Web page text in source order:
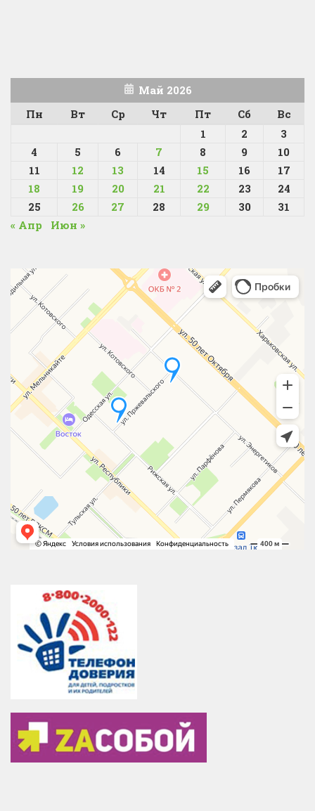
Май 2026
Пн
Вт Ср Чт Пт Сб
Вс
1
2
3
4
5 6 7 8 9
10
11
12 13 14 15 16
17
18
19 20 21 22 23
24
25
26 27 28 29 30
31
« Апр
Июн »